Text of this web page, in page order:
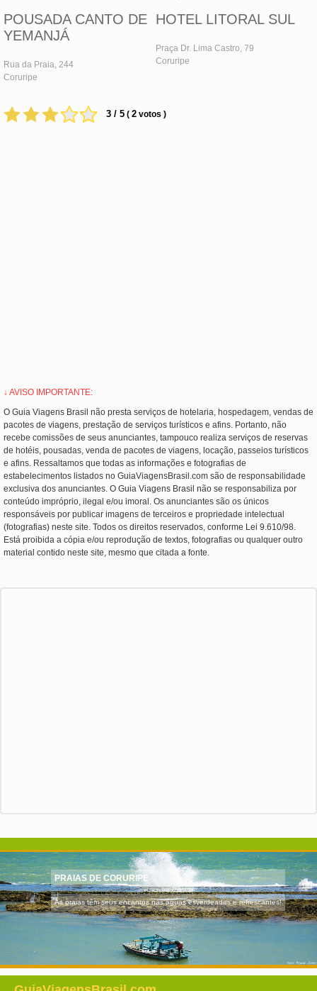
POUSADA CANTO DE
YEMANJÁ
Rua da Praia, 244
Coruripe
HOTEL LITORAL SUL
Praça Dr. Lima Castro, 79
Coruripe
3 / 5 ( 2 votos )
↓ AVISO IMPORTANTE:
O Guia Viagens Brasil não presta serviços de hotelaria, hospedagem, vendas de
pacotes de viagens, prestação de serviços turísticos e afins. Portanto, não
recebe comissões de seus anunciantes, tampouco realiza serviços de reservas
de hotéis, pousadas, venda de pacotes de viagens, locação, passeios turísticos
e afins. Ressaltamos que todas as informações e fotografias de
estabelecimentos listados no GuiaViagensBrasil.com são de responsabilidade
exclusiva dos anunciantes. O Guia Viagens Brasil não se responsabiliza por
conteúdo impróprio, ilegal e/ou imoral. Os anunciantes são os únicos
responsáveis por publicar imagens de terceiros e propriedade intelectual
(fotografias) neste site. Todos os direitos reservados, conforme Lei 9.610/98.
Está proibida a cópia e/ou reprodução de textos, fotografias ou qualquer outro
material contido neste site, mesmo que citada a fonte.
PRAIAS DE CORURIPE
As praias têm seus encantos nas águas esverdeadas e refrescantes!